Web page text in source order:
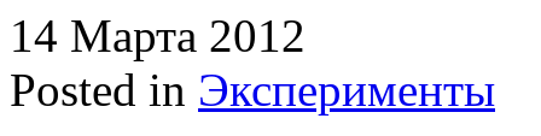
14 Марта 2012
Posted in Эксперименты